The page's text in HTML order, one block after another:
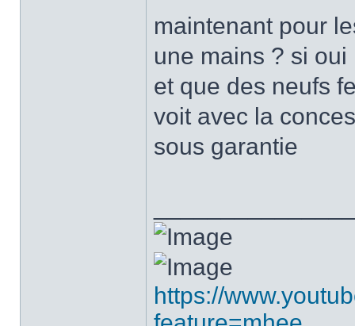
maintenant pour
une mains ? si
et que des neufs
voit avec la
sous garantie
https://